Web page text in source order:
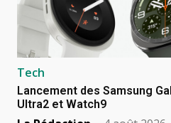
Tech
Lancement des Samsung
Ultra2 et Watch9